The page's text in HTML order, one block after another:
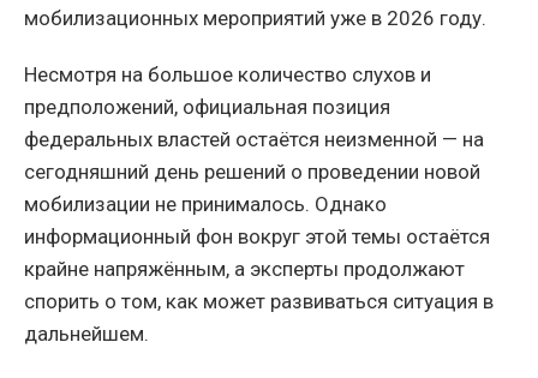
мобилизационных мероприятий уже в 2026 году.
Несмотря на большое количество слухов и
предположений, официальная позиция
федеральных властей остаётся неизменной — на
сегодняшний день решений о проведении новой
мобилизации не принималось. Однако
информационный фон вокруг этой темы остаётся
крайне напряжённым, а эксперты продолжают
спорить о том, как может развиваться ситуация в
дальнейшем.